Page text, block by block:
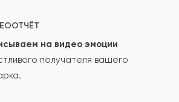
после проверки.
на видео эмоции
получателя вашего